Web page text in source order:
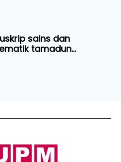
sains dan
tamadun
abad ke 17 ditemui